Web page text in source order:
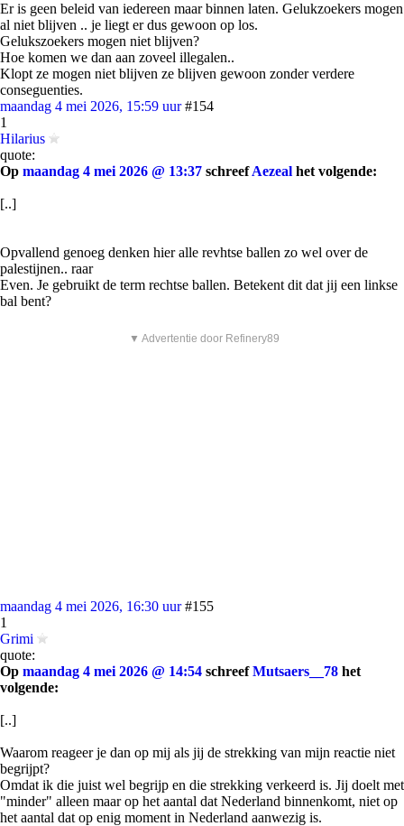
Er is geen beleid van iedereen maar binnen laten. Gelukzoekers mogen
al niet blijven .. je liegt er dus gewoon op los.
Gelukszoekers mogen niet blijven?
Hoe komen we dan aan zoveel illegalen..
Klopt ze mogen niet blijven ze blijven gewoon zonder verdere
conseguenties.
maandag 4 mei 2026, 15:59 uur #154
1
Hilarius
quote:
Op maandag 4 mei 2026 @ 13:37 schreefAezeal het volgende:
[..]
Opvallend genoeg denken hier alle revhtse ballen zo wel over de
palestijnen.. raar
Even. Je gebruikt de term rechtse ballen. Betekent dit dat jij een linkse
bal bent?
▼ Advertentie door Refinery89
maandag 4 mei 2026, 16:30 uur #155
1
Grimi
quote:
Op maandag 4 mei 2026 @ 14:54 schreefMutsaers__78 het
volgende:
[..]
Waarom reageer je dan op mij als jij de strekking van mijn reactie niet
begrijpt?
Omdat ik die juist wel begrijp en die strekking verkeerd is. Jij doelt met
"minder" alleen maar op het aantal dat Nederland binnenkomt, niet op
het aantal dat op enig moment in Nederland aanwezig is.